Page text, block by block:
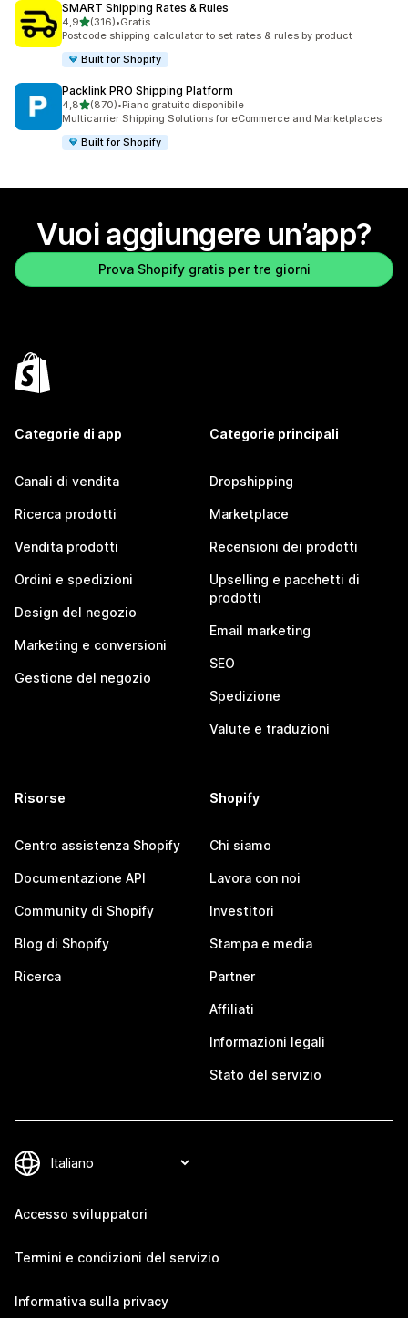
SMART Shipping Rates & Rules
4,9stelle su 5
(316)
316 recensioni totali
•Gratis
Postcode shipping calculator to set rates & rules by product
Built for Shopify
Packlink PRO Shipping Platform
4,8stelle su 5
(870)
870 recensioni totali
•Piano gratuito disponibile
Multicarrier Shipping Solutions for eCommerce and Marketplaces
Built for Shopify
Vuoi aggiungere un’app?
Prova Shopify gratis per tre giorni
Categorie di app
Canali di vendita
Ricerca prodotti
Vendita prodotti
Ordini e spedizioni
Design del negozio
Marketing e conversioni
Gestione del negozio
Categorie principali
Dropshipping
Marketplace
Recensioni dei prodotti
Upselling e pacchetti di
prodotti
Email marketing
SEO
Spedizione
Valute e traduzioni
Risorse
Centro assistenza Shopify
Documentazione API
Community di Shopify
Blog di Shopify
Ricerca
Shopify
Chi siamo
Lavora con noi
Investitori
Stampa e media
Partner
Affiliati
Informazioni legali
Stato del servizio
Accesso sviluppatori
Termini e condizioni del servizio
Informativa sulla privacy